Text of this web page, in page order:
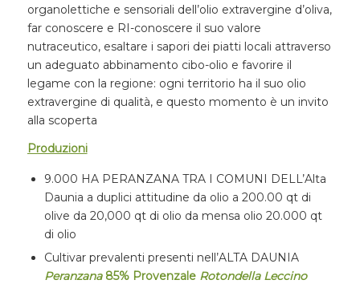
organolettiche e sensoriali dell’olio extravergine d’oliva,
far conoscere e RI-conoscere il suo valore
nutraceutico, esaltare i sapori dei piatti locali attraverso
un adeguato abbinamento cibo-olio e favorire il
legame con la regione: ogni territorio ha il suo olio
extravergine di qualità, e questo momento è un invito
alla scoperta
Produzioni
9.000 HA PERANZANA TRA I COMUNI DELL’Alta
Daunia a duplici attitudine da olio a 200.00 qt di
olive da 20,000 qt di olio da mensa olio 20.000 qt
di olio
Cultivar prevalenti presenti nell’ALTA DAUNIA
Peranzana85% Provenzale Rotondella Leccino